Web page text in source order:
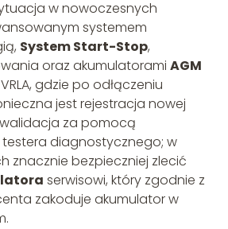
w nowoczesnych
systemem
System Start-Stop,
oraz akumulatorami AGM
gdzie po odłączeniu
jest rejestracja nowej
za pomocą
diagnostycznego; w
znacznie bezpieczniej zlecić
serwisowi, który zgodnie z
zakoduje akumulator w